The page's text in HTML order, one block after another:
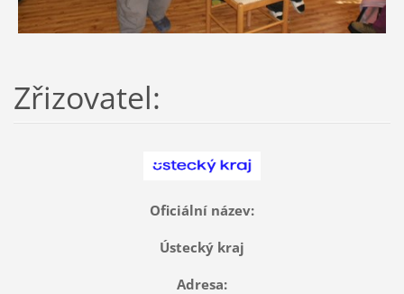
Zřizovatel:
Oficiální název:
Ústecký kraj
Adresa: